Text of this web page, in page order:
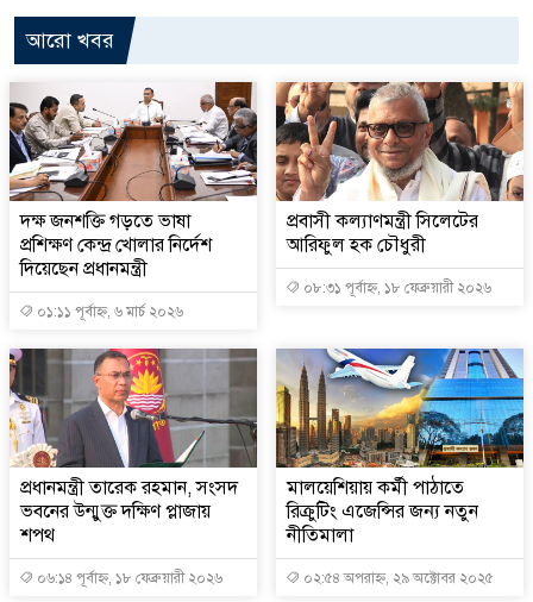
আরো খবর
দক্ষ জনশক্তি গড়তে ভাষা
প্রশিক্ষণ কেন্দ্র খোলার নির্দেশ
দিয়েছেন প্রধানমন্ত্রী
০১:১১ পূর্বাহ্ন, ৬ মার্চ ২০২৬
প্রবাসী কল্যাণমন্ত্রী সিলেটের
আরিফুল হক চৌধুরী
০৮:৩১ পূর্বাহ্ন, ১৮ ফেব্রুয়ারী ২০২৬
প্রধানমন্ত্রী তারেক রহমান, সংসদ
ভবনের উন্মুক্ত দক্ষিণ প্লাজায়
শপথ
০৬:১৪ পূর্বাহ্ন, ১৮ ফেব্রুয়ারী ২০২৬
মালয়েশিয়ায় কর্মী পাঠাতে
রিক্রুটিং এজেন্সির জন্য নতুন
নীতিমালা
০২:৫৪ অপরাহ্ন, ২৯ অক্টোবর ২০২৫